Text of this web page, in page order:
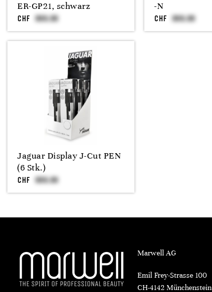
ER-GP21, schwarz
CHF
-N
CHF
Jaguar Display J-Cut PEN
(6 Stk.)
CHF
Marwell AG
Emil Frey-Strasse 100
CH-4142 Münchenstein